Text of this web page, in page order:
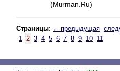
(Murman.Ru)
Страницы: ← предыдущая
1 2 3 4 5 6 7 8 9 10 11